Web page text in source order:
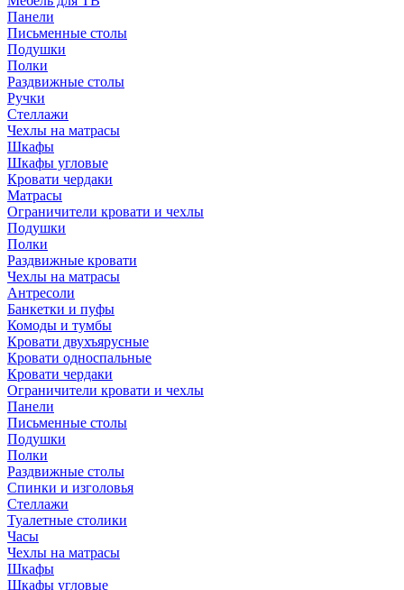
Панели
Письменные столы
Подушки
Полки
Раздвижные столы
Ручки
Стеллажи
Чехлы на матрасы
Шкафы
Шкафы угловые
Кровати чердаки
Матрасы
Ограничители кровати и чехлы
Подушки
Полки
Раздвижные кровати
Чехлы на матрасы
Антресоли
Банкетки и пуфы
Комоды и тумбы
Кровати двухъярусные
Кровати односпальные
Кровати чердаки
Ограничители кровати и чехлы
Панели
Письменные столы
Подушки
Полки
Раздвижные столы
Спинки и изголовья
Стеллажи
Туалетные столики
Часы
Чехлы на матрасы
Шкафы
Шкафы угловые